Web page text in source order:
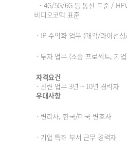
- 4G/5G/6G 등 통신 표준 /
비디오코덱 표준
ㆍIP 수익화 업무 (매각/라이선
ㆍ투자 업무 (소송 프로젝트, 기
자격요건
ㆍ 관련 업무 3년 ~ 10년 경력자
우대사항
ㆍ변리사, 한국/미국 변호사
ㆍ기업 특허 부서 근무 경력자